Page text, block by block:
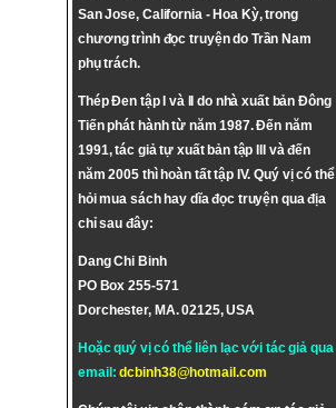
San Jose, California - Hoa Kỳ, trong
chương trình đọc truyện do Trần Nam
phụ trách.
Thép Đen tập I và II do nhà xuất bản Đông
Tiến phát hành từ năm 1987. Đến năm
1991, tác giả tự xuất bản tập III và đến
năm 2005 thì hoàn tất tập IV. Quý vị có thể
hỏi mua sách hay dĩa đọc truyện qua địa
chỉ sau đây:
Dang Chi Binh
PO Box 255-571
Dorchester, MA. 02125, USA
Hoặc quý vị có thể liên lạc với tác giả qua
email:dcbinh38@hotmail.com